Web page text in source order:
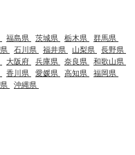
福島県 茨城県 栃木県
群馬県
石川県 福井県 山梨県
長野県
大阪府 兵庫県 奈良県
和歌山県
香川県 愛媛県 高知県
福岡県
沖縄県